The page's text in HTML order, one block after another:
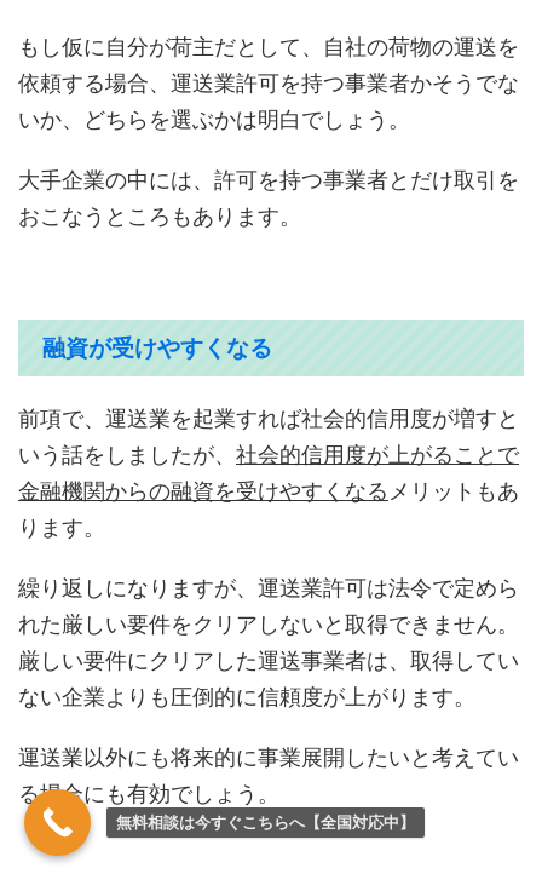
もし仮に自分が荷主だとして、自社の荷物の運送を
依頼する場合、運送業許可を持つ事業者かそうでな
いか、どちらを選ぶかは明白でしょう。
大手企業の中には、許可を持つ事業者とだけ取引を
おこなうところもあります。
融資が受けやすくなる
前項で、運送業を起業すれば社会的信用度が増すと
いう話をしましたが、 社会的信用度が上がることで
金融機関からの融資を受けやすくなる メリットもあ
ります。
繰り返しになりますが、運送業許可は法令で定めら
れた厳しい要件をクリアしないと取得できません。
厳しい要件にクリアした運送事業者は、取得してい
ない企業よりも圧倒的に信頼度が上がります。
運送業以外にも将来的に事業展開したいと考えてい
る場合にも有効でしょう。
無料相談は今すぐこちらへ【全国対応中】